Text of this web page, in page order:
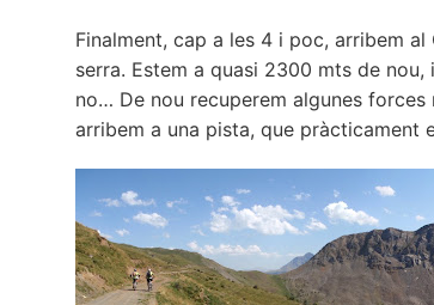
Finalment, cap a les 4 i poc, arribem
serra. Estem a quasi 2300 mts de
no… De nou recuperem algunes
arribem a una pista, que pràcticament